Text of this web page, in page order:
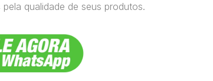
qualidade de seus produtos.